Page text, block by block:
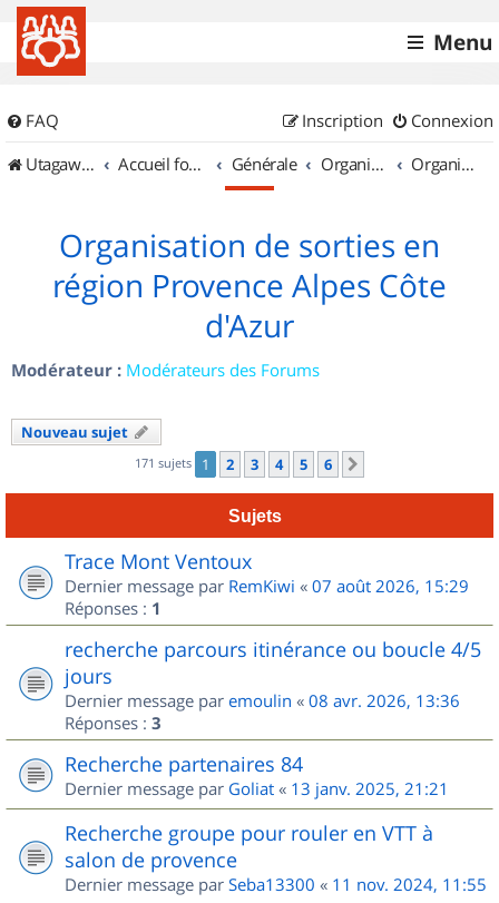
Menu
FAQ Connexion
Inscription
UtagawaVTT (Randos VTT et VTTAE avec traces GPS)
Accueil forum Générale Organisation de sorties & Recherche de partenaires Organisation de sorties en région Provence Alpes Côte d'Azur
Organisation de sorties en
région Provence Alpes Côte
d'Azur
Modérateur : Modérateurs des Forums
Nouveau sujet
171 sujets 1 2 3 4 5 6
Sujets
Trace Mont Ventoux
Dernier message par RemKiwi « 07 août 2026, 15:29
Réponses : 1
recherche parcours itinérance ou boucle 4/5
jours
Dernier message par emoulin « 08 avr. 2026, 13:36
Réponses : 3
Recherche partenaires 84
Dernier message par Goliat « 13 janv. 2025, 21:21
Recherche groupe pour rouler en VTT à
salon de provence
Dernier message par Seba13300 « 11 nov. 2024, 11:55